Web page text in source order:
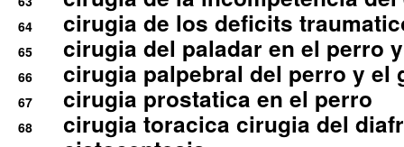
64 cirugia de los deficits
65 cirugia del paladar en el perro
66 cirugia palpebral del perro y el
67 cirugia prostatica en el perro
68 cirugia toracica cirugia del